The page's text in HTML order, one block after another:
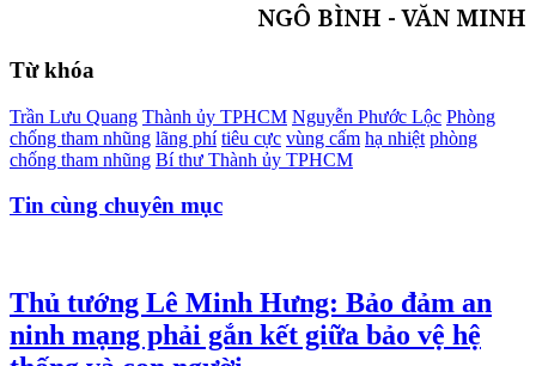
NGÔ BÌNH - VĂN MINH
Từ khóa
Trần Lưu Quang Thành ủy TPHCM Nguyễn Phước Lộc Phòng
chống tham nhũng lãng phí tiêu cực vùng cấm hạ nhiệt phòng
chống tham nhũng Bí thư Thành ủy TPHCM
Tin cùng chuyên mục
Thủ tướng Lê Minh Hưng: Bảo đảm an
ninh mạng phải gắn kết giữa bảo vệ hệ